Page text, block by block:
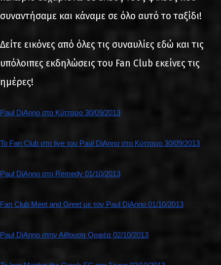
συναντήσαμε και κάναμε σε όλο αυτό το ταξίδι!
Δείτε εικόνες από όλες τις συναυλίες εδώ και τις
υπόλοιπες εκδηλώσεις του Fan Club εκείνες τις
ημέρες!
Paul DiAnno στο Κύτταρο 30/09/2013
Το Fan Club στο live του Paul DiAnno στο Κύτταρο 30/09/2013
Paul DiAnno στο Remedy 01/10/2013
Fan Club Meet and Greet με τον Paul DiAnno 01/10/2013
Paul DiAnno στην Αίθουσα Ορφέα 02/10/2013